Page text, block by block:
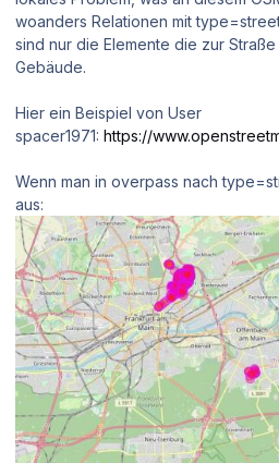
woanders Relationen mit
sind nur die Elemente die zur
Gebäude.
Hier ein Beispiel von User
spacer1971: https://
Wenn man in overpass nach
aus: